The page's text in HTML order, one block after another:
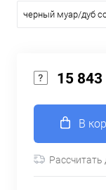
черный муар/дуб
15
В
Рассчитать